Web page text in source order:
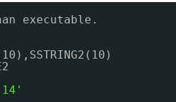
executable.